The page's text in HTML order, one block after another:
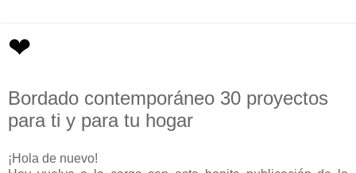
❤
Bordado contemporáneo 30 proyectos
para ti y para tu hogar
¡Hola de nuevo!